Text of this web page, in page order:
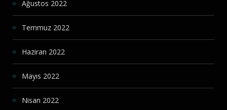
Ağustos 2022
Temmuz 2022
Haziran 2022
Mayıs 2022
Nisan 2022